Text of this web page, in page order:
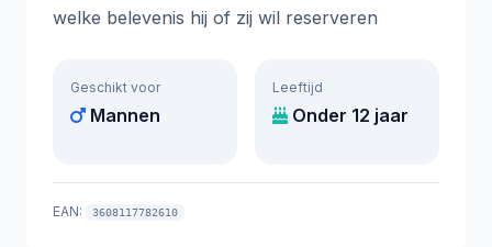
welke belevenis hij of zij wil reserveren
Geschikt voor
Mannen
Leeftijd
Onder 12 jaar
EAN: 3608117782610